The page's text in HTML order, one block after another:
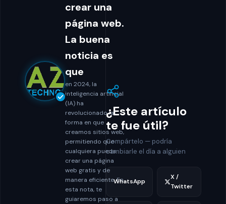
crear una
página web.
La buena
noticia es
que
en 2024, la
inteligencia artificial
(IA) ha
revolucionado la
forma en que
creamos sitios web,
permitiendo que
cualquiera pueda
crear una página
web gratis y de
manera eficiente. En
esta nota, te
guiaremos paso a
¿Este artículo
te fue útil?
Compártelo — podría
cambiarle el día a alguien
WhatsApp
X /
Twitter